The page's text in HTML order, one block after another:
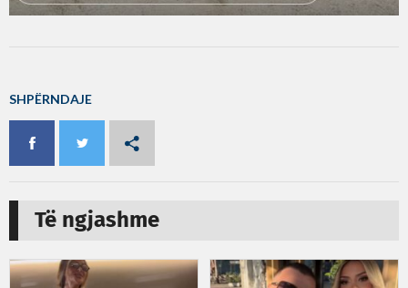
SHPËRNDAJE
Të ngjashme